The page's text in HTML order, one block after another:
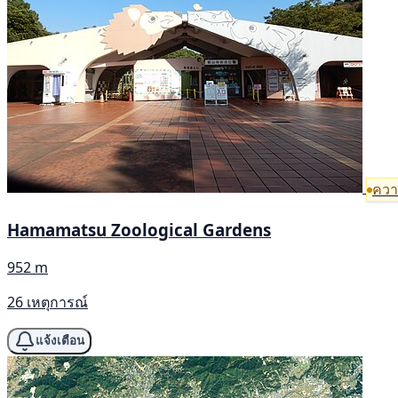
คว
Hamamatsu Zoological Gardens
952 m
26 เหตุการณ์
แจ้งเตือน